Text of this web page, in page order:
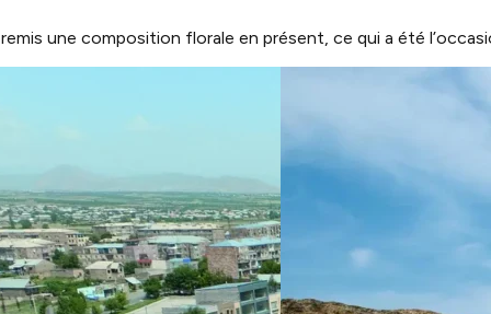
une composition florale en présent, ce qui a été
parents, la sœur et le frère sont d’assidus membres. A la
le premier obstacle à franchir. Puis au moment du vin
danses de démonstrations ont été réalisées devant
des épées où Christian, le père du marié, s’est bien
Philadelphie qui en 2008 avait hébergé Corentin.